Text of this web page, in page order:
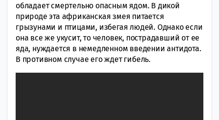
обладает смертельно опасным ядом. В дикой
природе эта африканская змея питается
грызунами и птицами, избегая людей. Однако если
она все же укусит, то человек, пострадавший от ее
яда, нуждается в немедленном введении антидота.
В противном случае его ждет гибель.